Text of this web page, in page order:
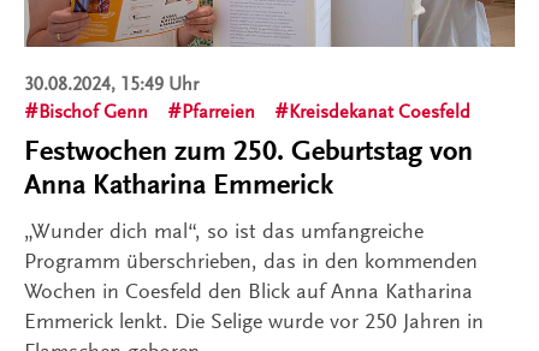
30.08.2024, 15:49 Uhr
Bischof Genn
Pfarreien Kreisdekanat Coesfeld
Festwochen zum 250. Geburtstag von
Anna Katharina Emmerick
„Wunder dich mal“, so ist das umfangreiche
Programm überschrieben, das in den kommenden
Wochen in Coesfeld den Blick auf Anna Katharina
Emmerick lenkt. Die Selige wurde vor 250 Jahren in